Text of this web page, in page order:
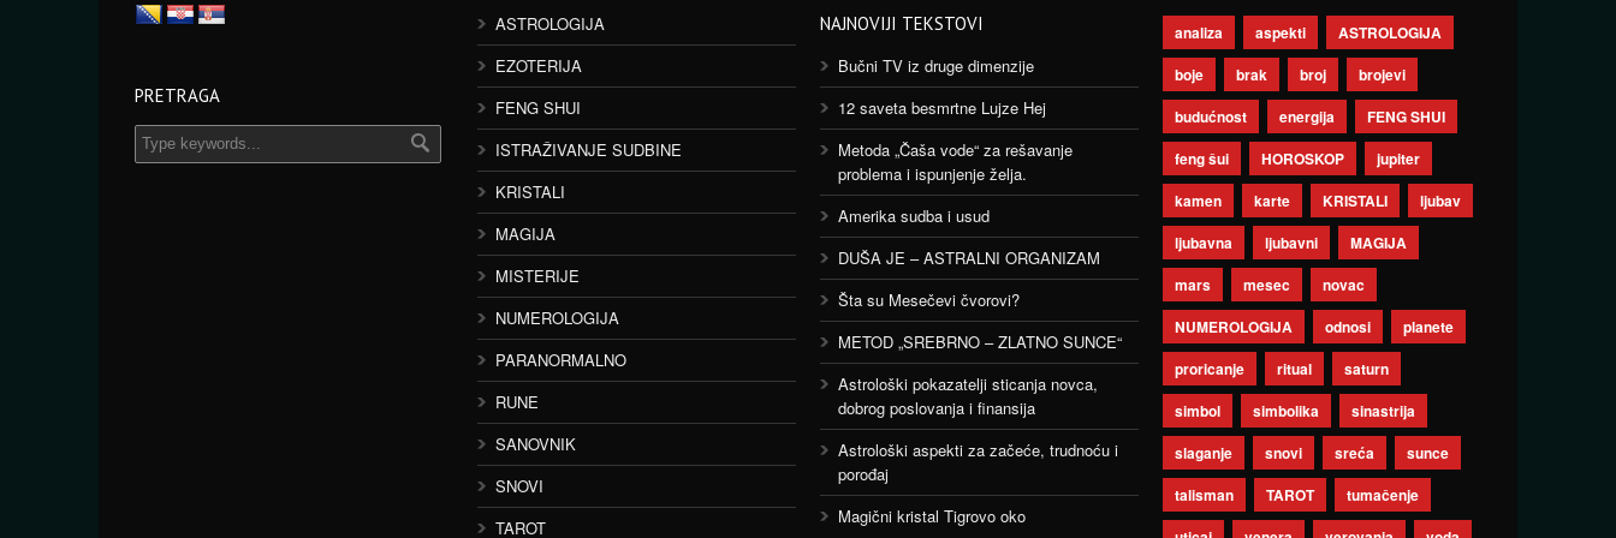
PRETRAGA
ASTROLOGIJA
EZOTERIJA
FENG SHUI
ISTRAŽIVANJE SUDBINE
KRISTALI
MAGIJA
MISTERIJE
NUMEROLOGIJA
PARANORMALNO
RUNE
SANOVNIK
SNOVI
TAROT
NAJNOVIJI TEKSTOVI
Bučni TV iz druge dimenzije
12 saveta besmrtne Lujze Hej
Metoda „Čaša vode“ za rešavanje
problema i ispunjenje želja.
Amerika sudba i usud
DUŠA JE – ASTRALNI ORGANIZAM
Šta su Mesečevi čvorovi?
METOD „SREBRNO – ZLATNO SUNCE“
Astrološki pokazatelji sticanja novca,
dobrog poslovanja i finansija
Astrološki aspekti za začeće, trudnoću i
porođaj
Magični kristal Tigrovo oko
analiza aspekti
ASTROLOGIJA
boje
brak broj
brojevi
budućnost
energija
FENG SHUI
feng šui
HOROSKOP
jupiter
kamen
karte KRISTALI
ljubav
ljubavna
ljubavni
MAGIJA
mars
mesec
novac
NUMEROLOGIJA
odnosi
planete
proricanje
ritual
saturn
simbol
simbolika
sinastrija
slaganje
snovi sreća
sunce
talisman
TAROT
tumačenje